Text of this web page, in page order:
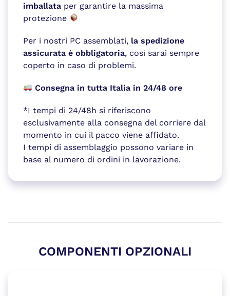
imballata per garantire la massima
protezione
Per i nostri PC assemblati, la spedizione
assicurata è obbligatoria, così sarai sempre
coperto in caso di problemi.
Consegna in tutta Italia in 24/48 ore
*I tempi di 24/48h si riferiscono
esclusivamente alla consegna del corriere dal
momento in cui il pacco viene affidato.
I tempi di assemblaggio possono variare in
base al numero di ordini in lavorazione.
COMPONENTI OPZIONALI